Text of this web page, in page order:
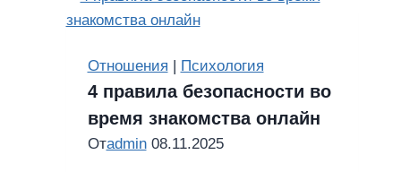
вы
живете
жизнью
Отношения | Психология
4 правила безопасности во
время знакомства онлайн
Отadmin 08.11.2025